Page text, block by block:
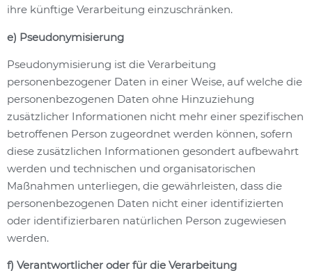
ihre künftige Verarbeitung einzuschränken.
e) Pseudonymisierung
Pseudonymisierung ist die Verarbeitung
personenbezogener Daten in einer Weise, auf welche die
personenbezogenen Daten ohne Hinzuziehung
zusätzlicher Informationen nicht mehr einer spezifischen
betroffenen Person zugeordnet werden können, sofern
diese zusätzlichen Informationen gesondert aufbewahrt
werden und technischen und organisatorischen
Maßnahmen unterliegen, die gewährleisten, dass die
personenbezogenen Daten nicht einer identifizierten
oder identifizierbaren natürlichen Person zugewiesen
werden.
f) Verantwortlicher oder für die Verarbeitung